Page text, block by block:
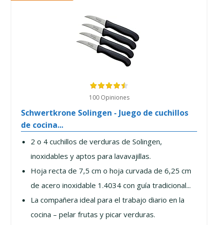
100 Opiniones
Schwertkrone Solingen - Juego de cuchillos
de cocina...
2 o 4 cuchillos de verduras de Solingen,
inoxidables y aptos para lavavajillas.
Hoja recta de 7,5 cm o hoja curvada de 6,25 cm
de acero inoxidable 1.4034 con guía tradicional...
La compañera ideal para el trabajo diario en la
cocina – pelar frutas y picar verduras.